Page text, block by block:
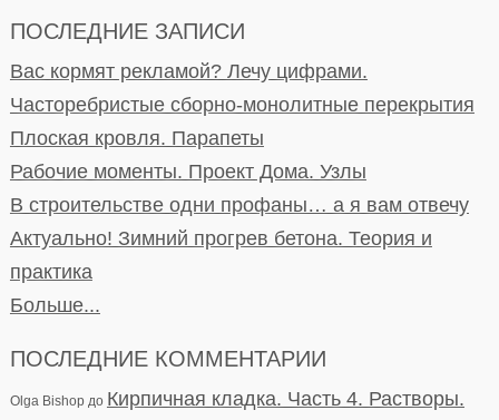
ПОСЛЕДНИЕ ЗАПИСИ
Вас кормят рекламой? Лечу цифрами.
Часторебристые сборно-монолитные перекрытия
Плоская кровля. Парапеты
Рабочие моменты. Проект Дома. Узлы
В строительстве одни профаны… а я вам отвечу
Актуально! Зимний прогрев бетона. Теория и
практика
Больше...
ПОСЛЕДНИЕ КОММЕНТАРИИ
Olga Bishopдо Кирпичная кладка. Часть 4. Растворы.